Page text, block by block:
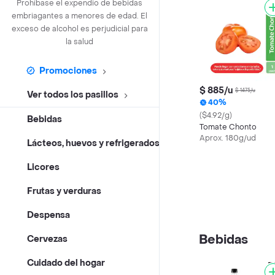
Prohíbase el expendio de bebidas
embriagantes a menores de edad. El
exceso de alcohol es perjudicial para
la salud
Promociones
Ver todos los pasillos
Bebidas
Lácteos, huevos y refrigerados
Licores
Frutas y verduras
Despensa
Cervezas
Cuidado del hogar
$ 885/u $ 1475/u
40%
($4.92/g)
Tomate Chonto
Aprox. 180g/ud
Bebidas